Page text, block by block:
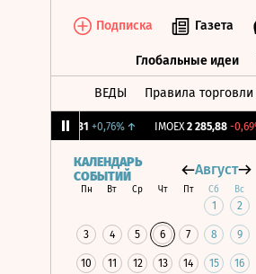
Подписка Газета
Глобальные идеи
ВЕДЫ Правила торговли
+0,76%↑ IMOEX 2 285,88 -0,69%
КАЛЕНДАРЬ
СОБЫТИЙ
Август
Пн Вт Ср Чт Пт Сб Вс
1 2
3 4 5 6 7 8 9
10 11 12 13 14 15 16